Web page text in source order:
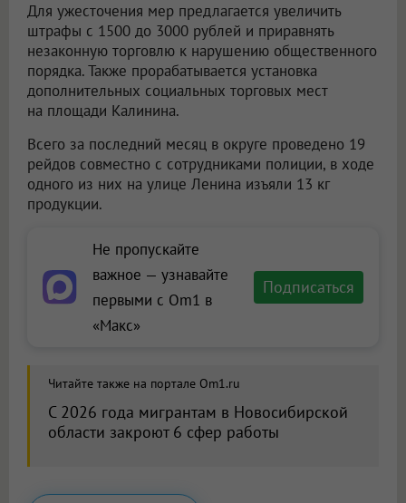
Для ужесточения мер предлагается увеличить
штрафы с 1500 до 3000 рублей и приравнять
незаконную торговлю к нарушению общественного
порядка. Также прорабатывается установка
дополнительных социальных торговых мест
на площади Калинина.
Всего за последний месяц в округе проведено 19
рейдов совместно с сотрудниками полиции, в ходе
одного из них на улице Ленина изъяли 13 кг
продукции.
Не пропускайте
важное — узнавайте
первыми с Om1 в
«Макс»
Подписаться
Читайте также на портале Om1.ru
С 2026 года мигрантам в Новосибирской
области закроют 6 сфер работы